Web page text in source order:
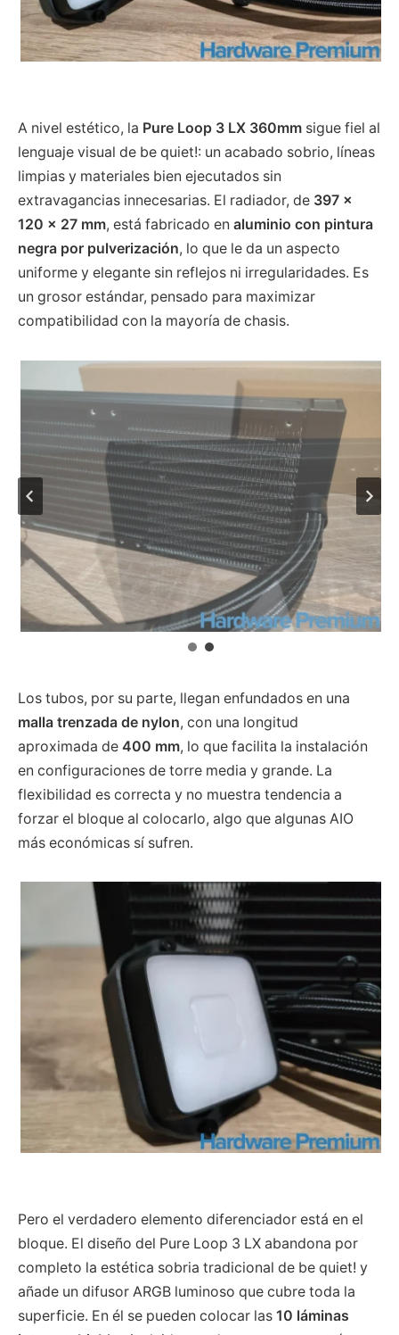
A nivel estético, la Pure Loop 3 LX 360mm sigue fiel al
lenguaje visual de be quiet!: un acabado sobrio, líneas
limpias y materiales bien ejecutados sin
extravagancias innecesarias. El radiador, de 397 ×
120 × 27 mm, está fabricado en aluminio con pintura
negra por pulverización, lo que le da un aspecto
uniforme y elegante sin reflejos ni irregularidades. Es
un grosor estándar, pensado para maximizar
compatibilidad con la mayoría de chasis.
Los tubos, por su parte, llegan enfundados en una
malla trenzada de nylon, con una longitud
aproximada de 400 mm, lo que facilita la instalación
en configuraciones de torre media y grande. La
flexibilidad es correcta y no muestra tendencia a
forzar el bloque al colocarlo, algo que algunas AIO
más económicas sí sufren.
Pero el verdadero elemento diferenciador está en el
bloque. El diseño del Pure Loop 3 LX abandona por
completo la estética sobria tradicional de be quiet! y
añade un difusor ARGB luminoso que cubre toda la
superficie. En él se pueden colocar las 10 láminas